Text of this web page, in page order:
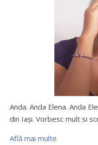
Anda. Anda Elena. Anda
din Iaşi. Vorbesc mult si
Află mai multe